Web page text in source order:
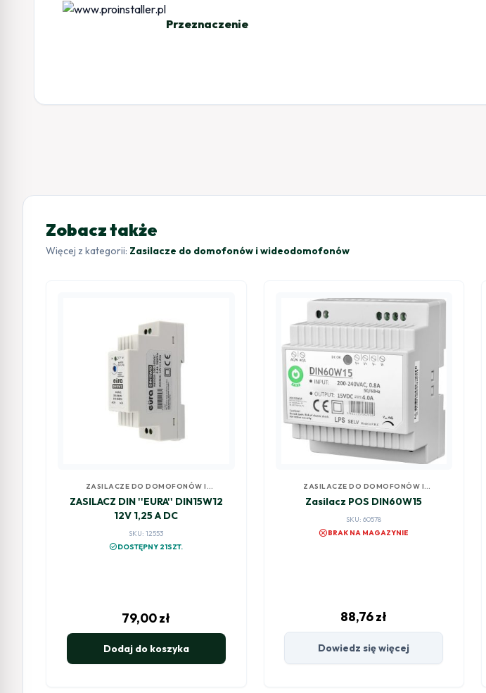
Przeznaczenie
Zobacz także
Więcej z kategorii: Zasilacze do domofonów i wideodomofonów
ZASILACZE DO DOMOFONÓW I
WIDEODOMOFONÓW
ZASILACZ DIN ''EURA'' DIN15W12
12V 1,25 A DC
SKU: 12553
check_circleDOSTĘPNY 21SZT.
79,00zł
Dodaj do koszyka
ZASILACZE DO DOMOFONÓW I
WIDEODOMOFONÓW
Zasilacz POS DIN60W15
SKU: 60578
cancelBRAK NA MAGAZYNIE
88,76zł
Dowiedz się więcej